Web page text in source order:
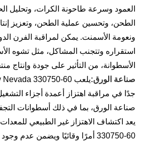
العمود وسرعة طاحونة الكرات، وتحليل
الطحن، وتحسين عملية الطحن، وتعزيز
ونعومة الأسمنت. يمكن لمراقبة الفرن
استقراره وتتجنب المشاكل، مثل تشوه
الأسطوانة، من التأثير على جودة وإنتاج
صناعة الورق:
جدًا في مراقبة اهتزاز أعمدة أجزاء
صناعة الورق، بما في ذلك أسطوانات
330750-60 أمرًا وقائيًا ويضمن